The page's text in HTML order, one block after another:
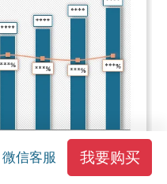
微信客服 我要购买